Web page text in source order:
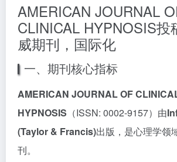
AMERICAN JOURNAL
CLINICAL HYPNOSIS投
威期刊，国际化
一、期刊核心指标
AMERICAN JOURNAL OF
HYPNOSIS （ISSN: 0002-9157）由
(Taylor & Francis)出版，是心理学领
刊。